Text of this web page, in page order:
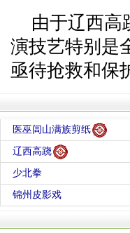
由于辽西高
演技艺特别是
亟待抢救和保
医巫闾山满族剪纸
辽西高跷
少北拳
锦州皮影戏